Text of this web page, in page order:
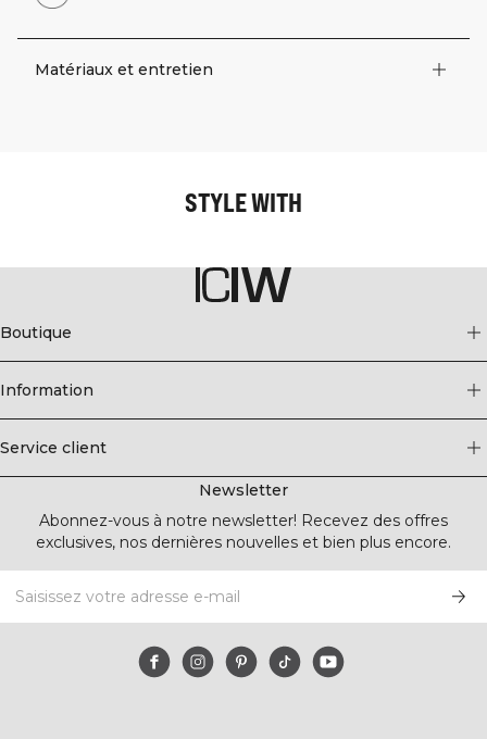
Matériaux et entretien
STYLE WITH
Boutique
Information
Service client
Newsletter
Abonnez-vous à notre newsletter! Recevez des offres
exclusives, nos dernières nouvelles et bien plus encore.